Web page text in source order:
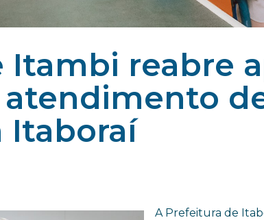
Itambi reabre
Itaboraí
A Prefeitura de